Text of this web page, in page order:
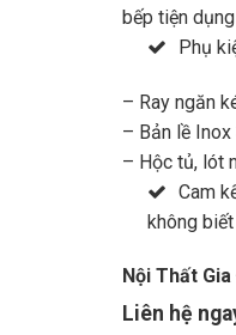
bếp tiện
Phụ
– Ray ngăn
– Bản lề
– Hộc tủ, lót
Cam
không
Nội Thất
Liên hệ